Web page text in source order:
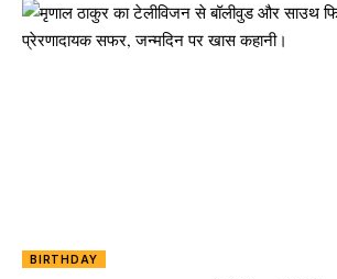
BIRTHDAY